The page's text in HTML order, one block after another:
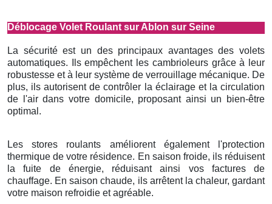
Déblocage Volet Roulant sur Ablon sur Seine
La sécurité est un des principaux avantages des volets
automatiques. Ils empêchent les cambrioleurs grâce à leur
robustesse et à leur système de verrouillage mécanique. De
plus, ils autorisent de contrôler la éclairage et la circulation
de l'air dans votre domicile, proposant ainsi un bien-être
optimal.
Les stores roulants améliorent également l'protection
thermique de votre résidence. En saison froide, ils réduisent
la fuite de énergie, réduisant ainsi vos factures de
chauffage. En saison chaude, ils arrêtent la chaleur, gardant
votre maison refroidie et agréable.